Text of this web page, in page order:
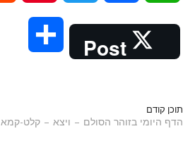
s
c
b
w
i
t
e
Post
תוכן קודם
הדף היומי בזוהר הסולם – ויצא – קלט-